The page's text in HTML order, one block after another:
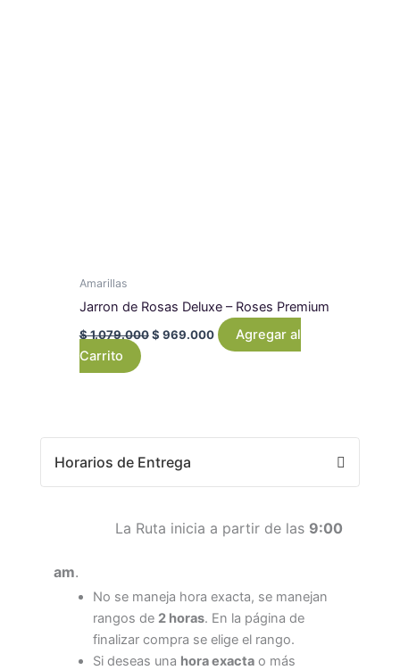
Amarillas
Jarron de Rosas Deluxe – Roses Premium
$1.079.000 $ 969.000
Agregar al
Carrito
Horarios de Entrega
La Ruta inicia a partir de las 9:00
am.
No se maneja hora exacta, se manejan
rangos de 2 horas. En la página de
finalizar compra se elige el rango.
Si deseas una hora exactao más